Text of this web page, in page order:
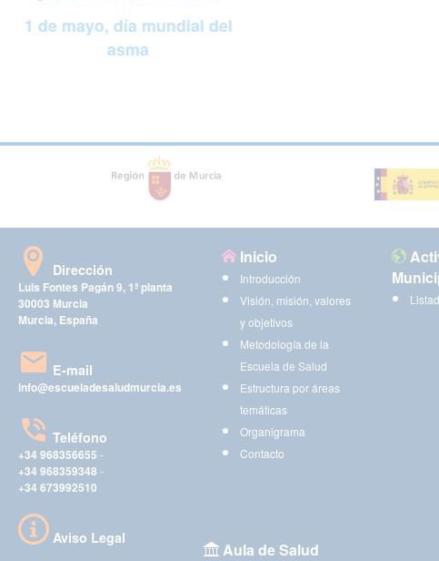
1 de mayo, día mundial del
asma
Dirección
Luis Fontes Pagán 9, 1ª planta
30003 Murcia
Murcia, España
E-mail
info@escueladesaludmurcia.es
Teléfono
+34 968356655 -
+34 968359348 -
+34 673992510
Aviso Legal
Inicio
Introducción
Visión, misión, valores
y objetivos
Metodología de la
Escuela de Salud
Estructura por áreas
temáticas
Organigrama
Contacto
Aula de Salud